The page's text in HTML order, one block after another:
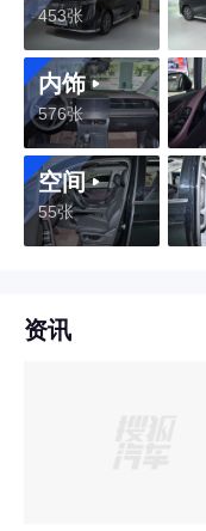
453张
内饰
576张
空间
55张
资讯